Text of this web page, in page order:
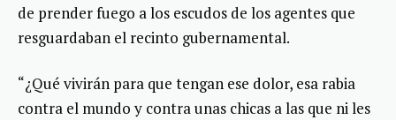
de prender fuego a los escudos de los agentes que
resguardaban el recinto gubernamental.
“¿Qué vivirán para que tengan ese dolor, esa rabia
contra el mundo y contra unas chicas a las que ni les